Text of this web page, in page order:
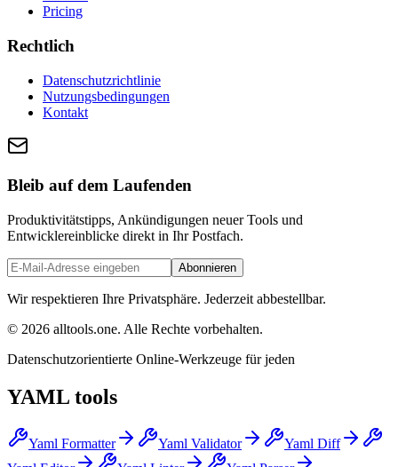
Pricing
Rechtlich
Datenschutzrichtlinie
Nutzungsbedingungen
Kontakt
Bleib auf dem Laufenden
Produktivitätstipps, Ankündigungen neuer Tools und
Entwicklereinblicke direkt in Ihr Postfach.
Abonnieren
Wir respektieren Ihre Privatsphäre. Jederzeit abbestellbar.
© 2026 alltools.one. Alle Rechte vorbehalten.
Datenschutzorientierte Online-Werkzeuge für jeden
YAML tools
Yaml Formatter Yaml Validator
Yaml Diff